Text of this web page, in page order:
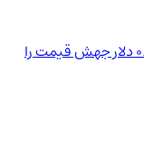
تحلیل قیمت دوج‌کوین؛ آیا عبور از ۰.۰۷۲ دلار جهش قیمت را